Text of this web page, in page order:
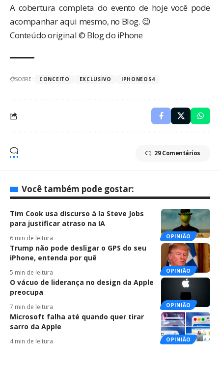
A cobertura completa do evento de hoje você pode
acompanharaqui mesmo, no Blog. 😉
Conteúdo original © Blog do iPhone
SOBRE: CONCEITO EXCLUSIVO IPHONEOS4
29 Comentários
Você também pode gostar:
OPINIÃO
Tim Cook usa discurso à la Steve Jobs
para justificar atraso na IA
6 min de leitura
OPINIÃO
Trump não pode desligar o GPS do seu
iPhone, entenda por quê
5 min de leitura
OPINIÃO
O vácuo de liderança no design da Apple
preocupa
7 min de leitura
OPINIÃO
Microsoft falha até quando quer tirar
sarro da Apple
4 min de leitura